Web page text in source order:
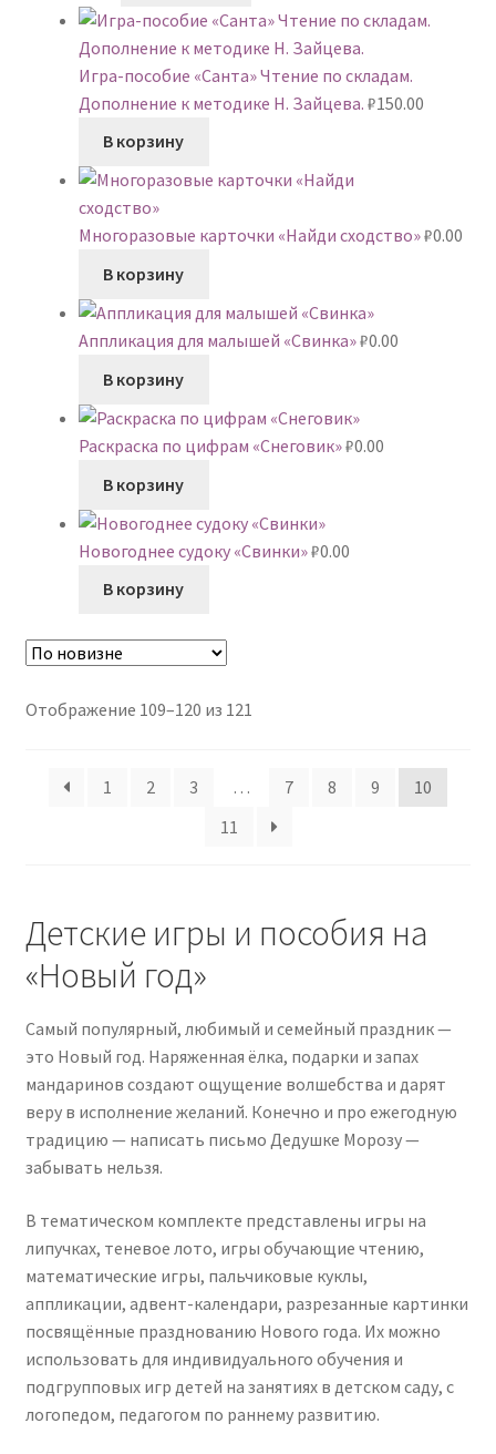
Игра-пособие «Санта» Чтение по складам.
Дополнение к методике Н. Зайцева. ₽150.00
В корзину
Многоразовые карточки «Найди сходство»₽0.00
В корзину
Аппликация для малышей «Свинка»₽0.00
В корзину
Раскраска по цифрам «Снеговик»₽0.00
В корзину
Новогоднее судоку «Свинки»₽0.00
В корзину
Отображение 109–120 из 121
1
2 3 … 7 8 9
10
11
Детские игры и пособия на
«Новый год»
Самый популярный, любимый и семейный праздник —
это Новый год. Наряженная ёлка, подарки и запах
мандаринов создают ощущение волшебства и дарят
веру в исполнение желаний. Конечно и про ежегодную
традицию — написать письмо Дедушке Морозу —
забывать нельзя.
В тематическом комплекте представлены игры на
липучках, теневое лото, игры обучающие чтению,
математические игры, пальчиковые куклы,
аппликации, адвент-календари, разрезанные картинки
посвящённые празднованию Нового года. Их можно
использовать для индивидуального обучения и
подгрупповых игр детей на занятиях в детском саду, с
логопедом, педагогом по раннему развитию.